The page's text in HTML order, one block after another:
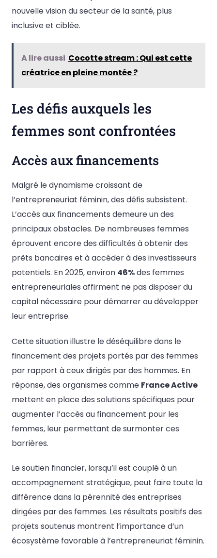
nouvelle vision du secteur de la santé, plus
inclusive et ciblée.
A lire aussi Cocotte stream : Qui est cette
créatrice en pleine montée ?
Les défis auxquels les
femmes sont confrontées
Accès aux financements
Malgré le dynamisme croissant de
l’entrepreneuriat féminin, des défis subsistent.
L’accès aux financements demeure un des
principaux obstacles. De nombreuses femmes
éprouvent encore des difficultés à obtenir des
prêts bancaires et à accéder à des investisseurs
potentiels. En 2025, environ 46%des femmes
entrepreneuriales affirment ne pas disposer du
capital nécessaire pour démarrer ou développer
leur entreprise.
Cette situation illustre le déséquilibre dans le
financement des projets portés par des femmes
par rapport à ceux dirigés par des hommes. En
réponse, des organismes comme France Active
mettent en place des solutions spécifiques pour
augmenter l’accès au financement pour les
femmes, leur permettant de surmonter ces
barrières.
Le soutien financier, lorsqu’il est couplé à un
accompagnement stratégique, peut faire toute la
différence dans la pérennité des entreprises
dirigées par des femmes. Les résultats positifs des
projets soutenus montrent l’importance d’un
écosystème favorable à l’entrepreneuriat féminin.